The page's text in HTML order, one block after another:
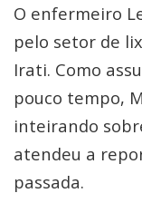
O enfermeiro
pelo setor de
Irati. Como
pouco tempo,
inteirando
atendeu a
passada.